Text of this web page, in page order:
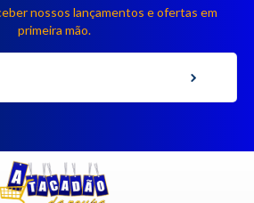
nossos lançamentos e ofertas em
primeira mão.